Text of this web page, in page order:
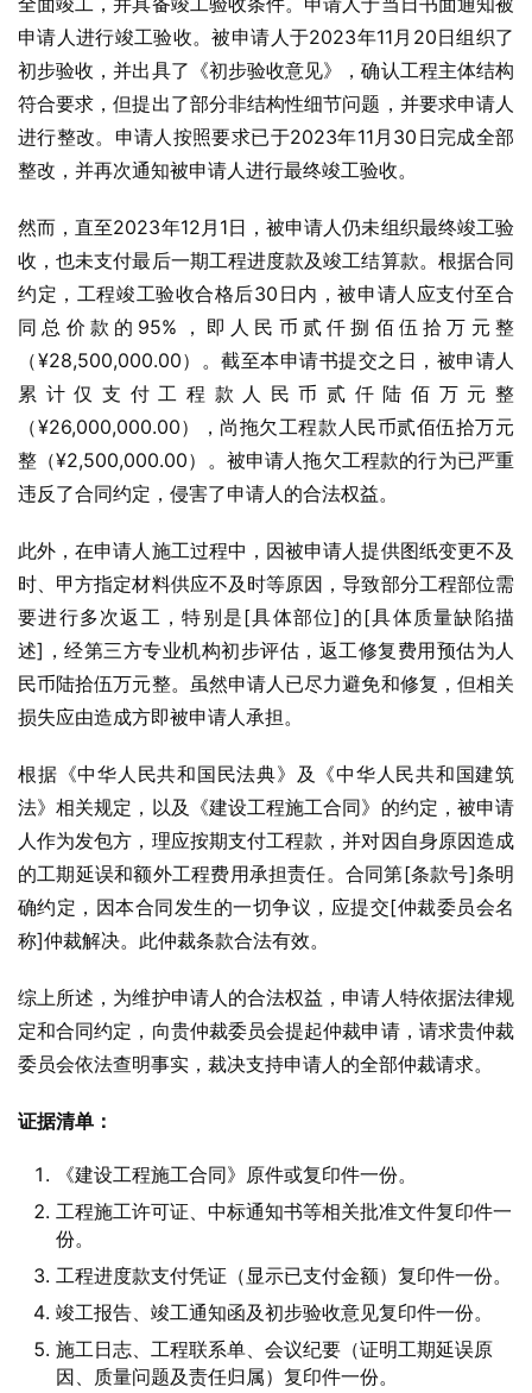
申请人进行竣工验收。被申请人于2023年11月20日组织了
初步验收，并出具了《初步验收意见》，确认工程主体结构
符合要求，但提出了部分非结构性细节问题，并要求申请人
进行整改。申请人按照要求已于2023年11月30日完成全部
整改，并再次通知被申请人进行最终竣工验收。
然而，直至2023年12月1日，被申请人仍未组织最终竣工验
收，也未支付最后一期工程进度款及竣工结算款。根据合同
约定，工程竣工验收合格后30日内，被申请人应支付至合
同总价款的95%，即人民币贰仟捌佰伍拾万元整
（¥28,500,000.00）。截至本申请书提交之日，被申请人
累计仅支付工程款人民币贰仟陆佰万元整
（¥26,000,000.00），尚拖欠工程款人民币贰佰伍拾万元
整（¥2,500,000.00）。被申请人拖欠工程款的行为已严重
违反了合同约定，侵害了申请人的合法权益。
此外，在申请人施工过程中，因被申请人提供图纸变更不及
时、甲方指定材料供应不及时等原因，导致部分工程部位需
要进行多次返工，特别是[具体部位]的[具体质量缺陷描
述]，经第三方专业机构初步评估，返工修复费用预估为人
民币陆拾伍万元整。虽然申请人已尽力避免和修复，但相关
损失应由造成方即被申请人承担。
根据《中华人民共和国民法典》及《中华人民共和国建筑
法》相关规定，以及《建设工程施工合同》的约定，被申请
人作为发包方，理应按期支付工程款，并对因自身原因造成
的工期延误和额外工程费用承担责任。合同第[条款号]条明
确约定，因本合同发生的一切争议，应提交[仲裁委员会名
称]仲裁解决。此仲裁条款合法有效。
综上所述，为维护申请人的合法权益，申请人特依据法律规
定和合同约定，向贵仲裁委员会提起仲裁申请，请求贵仲裁
委员会依法查明事实，裁决支持申请人的全部仲裁请求。
证据清单：
《建设工程施工合同》原件或复印件一份。
工程施工许可证、中标通知书等相关批准文件复印件一
份。
工程进度款支付凭证（显示已支付金额）复印件一份。
竣工报告、竣工通知函及初步验收意见复印件一份。
施工日志、工程联系单、会议纪要（证明工期延误原
因、质量问题及责任归属）复印件一份。